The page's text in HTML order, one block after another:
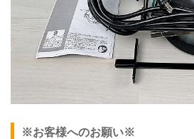
※お客様へのお願い※